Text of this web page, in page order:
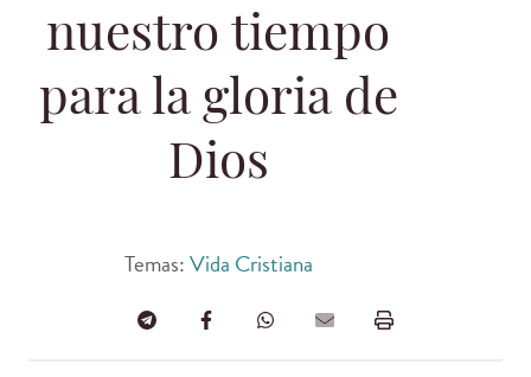
nuestro tiempo
para la gloria de
Dios
Temas:Vida Cristiana